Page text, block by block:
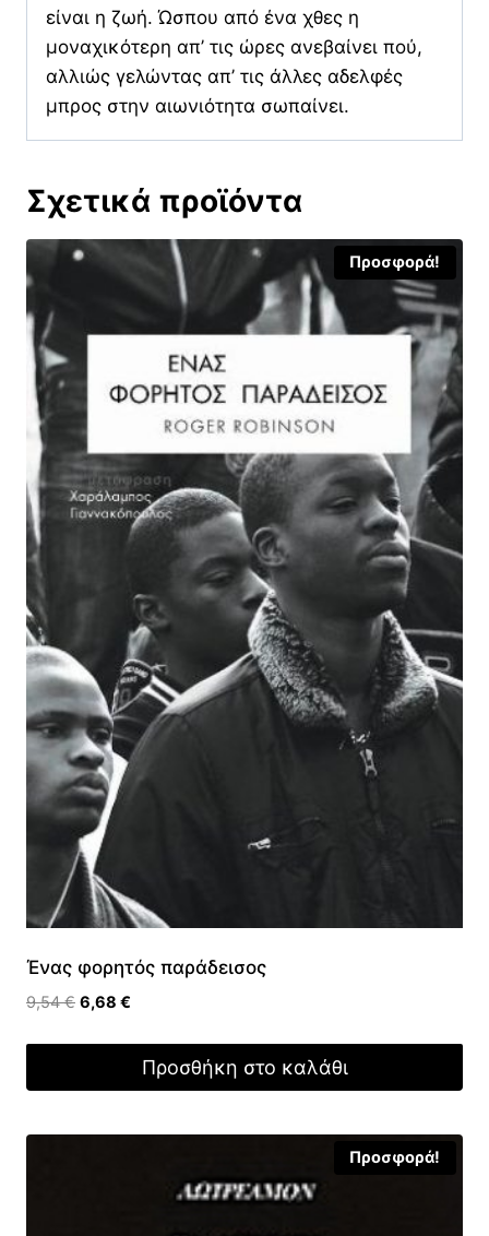
είναι η ζωή. Ώσπου από ένα χθες η
μοναχικότερη απ’ τις ώρες ανεβαίνει πού,
αλλιώς γελώντας απ’ τις άλλες αδελφές
μπρος στην αιωνιότητα σωπαίνει.
Σχετικά προϊόντα
Προσφορά!
Ένας φορητός παράδεισος
9,54€ Original
6,68 €
είναι:
Προσθήκη στο καλάθι
Προσφορά!